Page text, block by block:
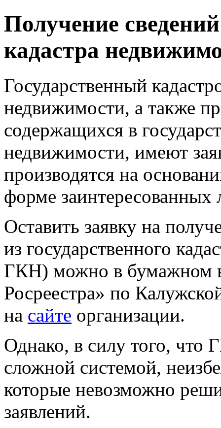
Получение
кадастра
Государственный
недвижимости, а также
содержащихся в
недвижимости, имеют
производятся на
форме заинтересованных
Оставить заявку на
из государственного
ГКН) можно в бумажном
Росреестра» по
на сайте организации.
Однако, в силу того, что
сложной системой,
которые невозможно
заявлений.